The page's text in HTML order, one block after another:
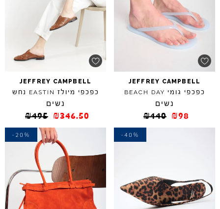
JEFFREY CAMPBELL
כפכפי גומי BEACH DAY
נשים
₪140 ₪98
JEFFREY CAMPBELL
כפכפי מיולז EASTIN נחש
נשים
₪495 ₪346.50
-40%
-20%